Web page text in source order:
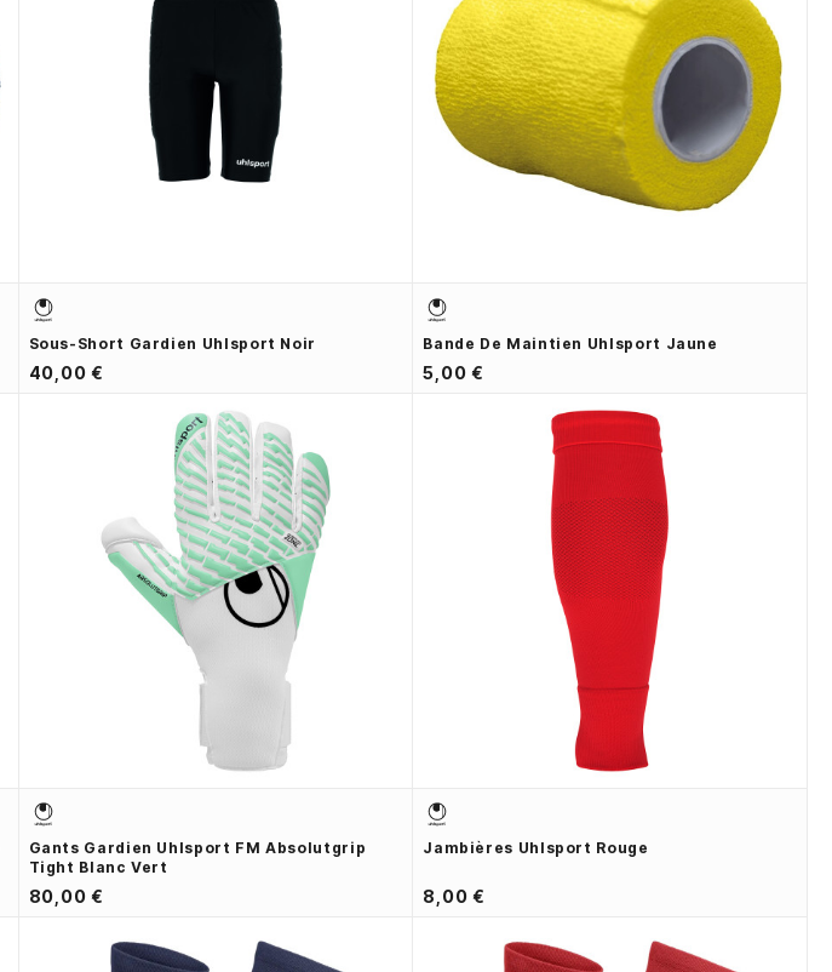
Sous-Short Gardien Uhlsport Noir
40,00 €
Bande De Maintien Uhlsport Jaune
5,00 €
Gants Gardien Uhlsport FM Absolutgrip
Tight Blanc Vert
80,00 €
Jambières Uhlsport Rouge
8,00 €